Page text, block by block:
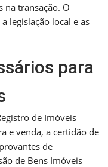
na transação. O
legislação local e as
para
de Imóveis
e venda, a certidão de
de
de Bens Imóveis